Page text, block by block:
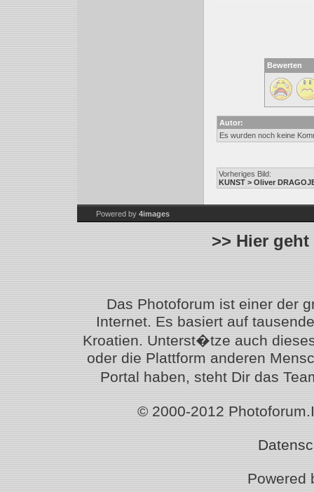
Bewerten
Autor:
Es wurden noch keine
Vorheriges Bild:
KUNST > Oliver
Powered by 4images
>> Hier
Das Photoforum ist einer der
Internet. Es basiert auf
Kroatien. Unterst�tze auch
oder die Plattform anderen
Portal haben, steht Dir das
© 2000-2012
Powered